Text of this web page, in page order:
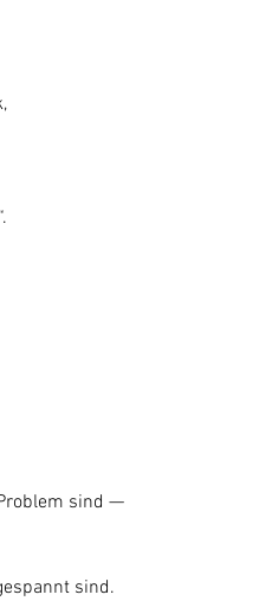
sind —
sind.